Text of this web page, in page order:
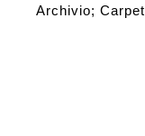
Archivio;